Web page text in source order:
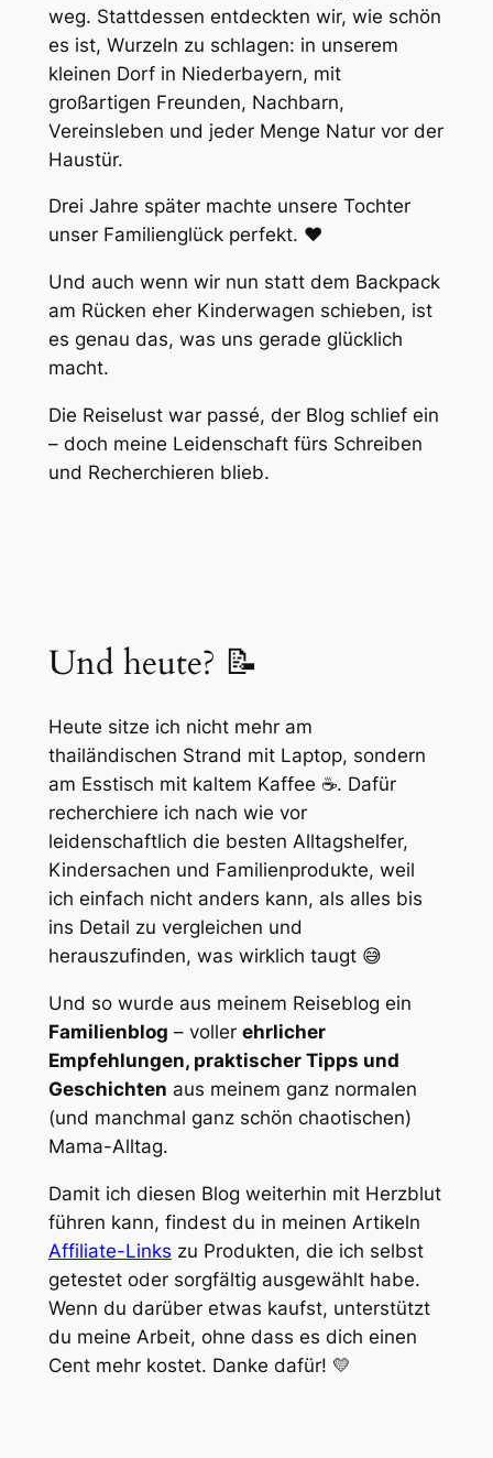
weg. Stattdessen entdeckten wir, wie schön
es ist, Wurzeln zu schlagen: in unserem
kleinen Dorf in Niederbayern, mit
großartigen Freunden, Nachbarn,
Vereinsleben und jeder Menge Natur vor der
Haustür.
Drei Jahre später machte unsere Tochter
unser Familienglück perfekt. ❤️
Und auch wenn wir nun statt dem Backpack
am Rücken eher Kinderwagen schieben, ist
es genau das, was uns gerade glücklich
macht.
Die Reiselust war passé, der Blog schlief ein
– doch meine Leidenschaft fürs Schreiben
und Recherchieren blieb.
Und heute? 📝
Heute sitze ich nicht mehr am
thailändischen Strand mit Laptop, sondern
am Esstisch mit kaltem Kaffee ☕️. Dafür
recherchiere ich nach wie vor
leidenschaftlich die besten Alltagshelfer,
Kindersachen und Familienprodukte, weil
ich einfach nicht anders kann, als alles bis
ins Detail zu vergleichen und
herauszufinden, was wirklich taugt 😅
Und so wurde aus meinem Reiseblog ein
Familienblog – voller ehrlicher
Empfehlungen, praktischer Tipps und
Geschichten aus meinem ganz normalen
(und manchmal ganz schön chaotischen)
Mama-Alltag.
Damit ich diesen Blog weiterhin mit Herzblut
führen kann, findest du in meinen Artikeln
Affiliate-Links zu Produkten, die ich selbst
getestet oder sorgfältig ausgewählt habe.
Wenn du darüber etwas kaufst, unterstützt
du meine Arbeit, ohne dass es dich einen
Cent mehr kostet. Danke dafür! 💛